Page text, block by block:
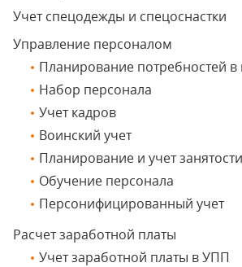
Учет спецодежды и спецоснастки
Управление персоналом
Планирование потребностей в
Набор персонала
Учет кадров
Воинский учет
Планирование и учет
Обучение персонала
Персонифицированный учет
Расчет заработной платы
Учет заработной платы в УПП